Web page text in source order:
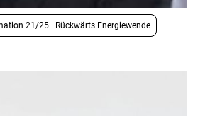
21/25 | Rückwärts Energiewende